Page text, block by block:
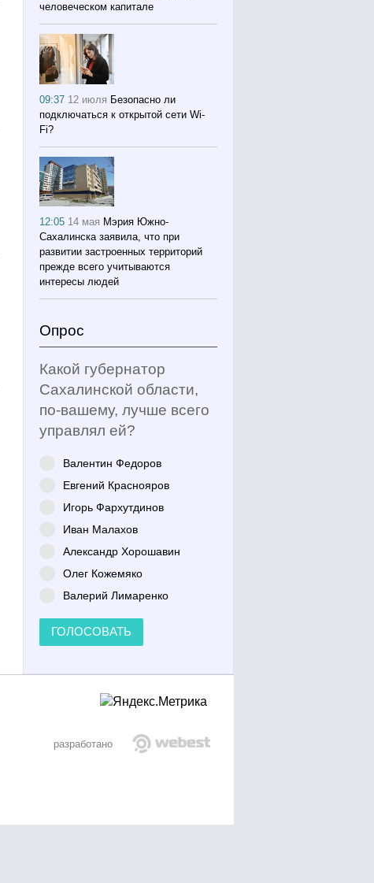
человеческом капитале
09:37 12 июля Безопасно ли
подключаться к открытой сети Wi-
Fi?
12:05 14 мая Мэрия Южно-
Сахалинска заявила, что при
развитии застроенных территорий
прежде всего учитываются
интересы людей
Опрос
Какой губернатор
Сахалинской области,
по-вашему, лучше всего
управлял ей?
Валентин Федоров
Евгений Краснояров
Игорь Фархутдинов
Иван Малахов
Александр Хорошавин
Олег Кожемяко
Валерий Лимаренко
ГОЛОСОВАТЬ
разработано